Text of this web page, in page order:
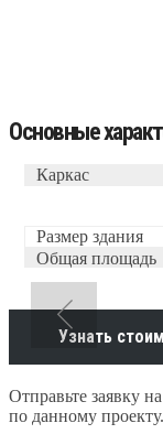
Основные
Каркас
Размер здания
Общая площадь
Узнать
Отправьте заявку
по данному проекту.